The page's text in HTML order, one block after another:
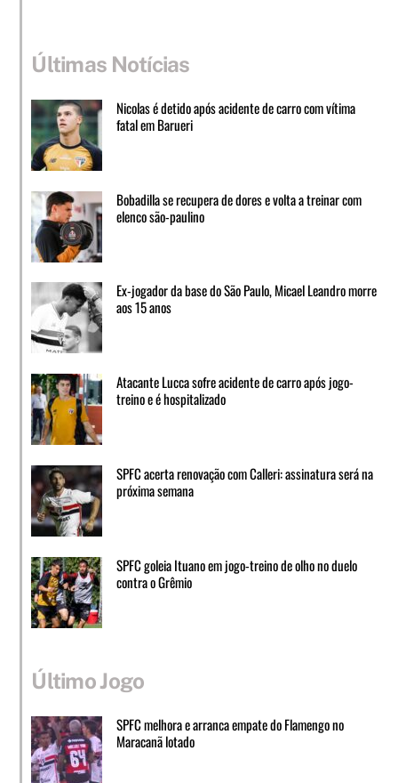
Últimas Notícias
Nicolas é detido após acidente de carro com vítima
fatal em Barueri
Bobadilla se recupera de dores e volta a treinar com
elenco são-paulino
Ex-jogador da base do São Paulo, Micael Leandro morre
aos 15 anos
Atacante Lucca sofre acidente de carro após jogo-
treino e é hospitalizado
SPFC acerta renovação com Calleri: assinatura será na
próxima semana
SPFC goleia Ituano em jogo-treino de olho no duelo
contra o Grêmio
Último Jogo
SPFC melhora e arranca empate do Flamengo no
Maracanã lotado